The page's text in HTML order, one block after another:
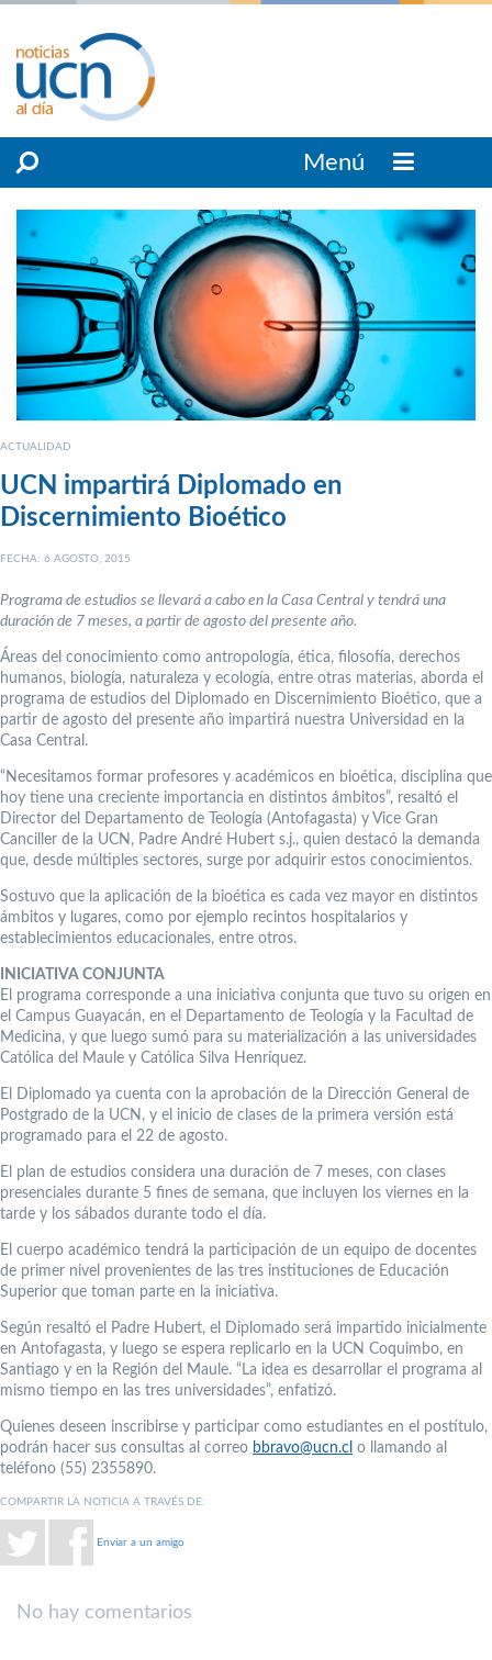
Menú
ACTUALIDAD
UCN impartirá Diplomado en
Discernimiento Bioético
FECHA: 6 AGOSTO, 2015
Programa de estudios se llevará a cabo en la Casa Central y tendrá una
duración de 7 meses, a partir de agosto del presente año.
Áreas del conocimiento como antropología, ética, filosofía, derechos
humanos, biología, naturaleza y ecología, entre otras materias, aborda el
programa de estudios del Diplomado en Discernimiento Bioético, que a
partir de agosto del presente año impartirá nuestra Universidad en la
Casa Central.
“Necesitamos formar profesores y académicos en bioética, disciplina que
hoy tiene una creciente importancia en distintos ámbitos”, resaltó el
Director del Departamento de Teología (Antofagasta) y Vice Gran
Canciller de la UCN, Padre André Hubert s.j., quien destacó la demanda
que, desde múltiples sectores, surge por adquirir estos conocimientos.
Sostuvo que la aplicación de la bioética es cada vez mayor en distintos
ámbitos y lugares, como por ejemplo recintos hospitalarios y
establecimientos educacionales, entre otros.
INICIATIVA CONJUNTA
El programa corresponde a una iniciativa conjunta que tuvo su origen en
el Campus Guayacán, en el Departamento de Teología y la Facultad de
Medicina, y que luego sumó para su materialización a las universidades
Católica del Maule y Católica Silva Henríquez.
El Diplomado ya cuenta con la aprobación de la Dirección General de
Postgrado de la UCN, y el inicio de clases de la primera versión está
programado para el 22 de agosto.
El plan de estudios considera una duración de 7 meses, con clases
presenciales durante 5 fines de semana, que incluyen los viernes en la
tarde y los sábados durante todo el día.
El cuerpo académico tendrá la participación de un equipo de docentes
de primer nivel provenientes de las tres instituciones de Educación
Superior que toman parte en la iniciativa.
Según resaltó el Padre Hubert, el Diplomado será impartido inicialmente
en Antofagasta, y luego se espera replicarlo en la UCN Coquimbo, en
Santiago y en la Región del Maule. “La idea es desarrollar el programa al
mismo tiempo en las tres universidades”, enfatizó.
Quienes deseen inscribirse y participar como estudiantes en el postítulo,
podrán hacer sus consultas al correo bbravo@ucn.cl o llamando al
teléfono (55) 2355890.
COMPARTIR LA NOTICIA A TRAVÉS DE:
Enviar a un amigo
No hay comentarios